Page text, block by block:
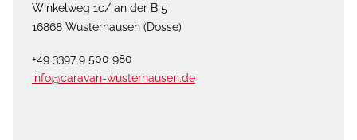
Winkelweg 1c/ an der B 5
16868 Wusterhausen (Dosse)
+49 3397 9 500 980
info@caravan-wusterhausen.de